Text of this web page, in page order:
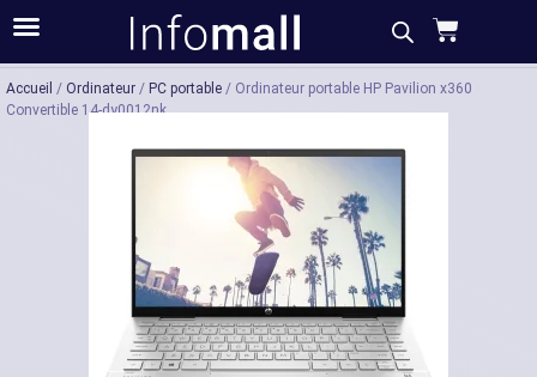
Acheter Description Caractéristiques
Accueil / Ordinateur / PC portable / Ordinateur portable HP Pavilion x360
Convertible 14-dy0012nk